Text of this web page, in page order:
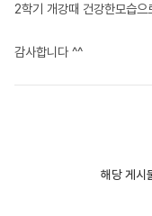
2학기 개강때 건강한모습
감사합니다 ^^